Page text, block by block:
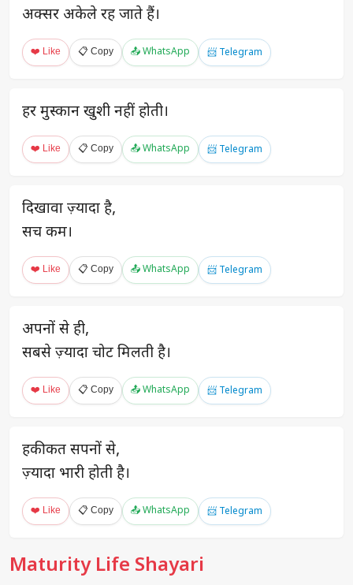
अक्सर अकेले रह जाते हैं।
❤️ Like 📋 Copy 📤 WhatsApp 📨 Telegram
हर मुस्कान खुशी नहीं होती।
❤️ Like 📋 Copy 📤 WhatsApp 📨 Telegram
दिखावा ज़्यादा है,
सच कम।
❤️ Like 📋 Copy 📤 WhatsApp 📨 Telegram
अपनों से ही,
सबसे ज़्यादा चोट मिलती है।
❤️ Like 📋 Copy 📤 WhatsApp 📨 Telegram
हकीकत सपनों से,
ज़्यादा भारी होती है।
❤️ Like 📋 Copy 📤 WhatsApp 📨 Telegram
Maturity Life Shayari